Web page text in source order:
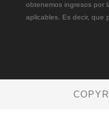
obtenemos ingresos por
aplicables. Es decir, que